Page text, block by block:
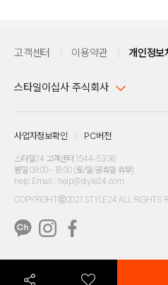
고객센터 이용약관 개인정보
스타일이십사 주식회사
주소 : 서울시 강남구 논현로 633, 6층 (논현동, 한
사업자등록번호 : 116-81-32499
통신판매업신고번호 : 제 2024-서울강남-04239
개인정보보호책임자 : 배기영
고객센터 1544-5336(평일 09:00~ 18:00 토/
사업자정보확인 PC버전
스타일24 고객센터 1544-5336
평일 09:00~ 18:00 (토/일/공휴일 휴무)
help Email : help@style24.com
COPYRIGHTⓒ2021 STYLE24 ALL RIGHTS